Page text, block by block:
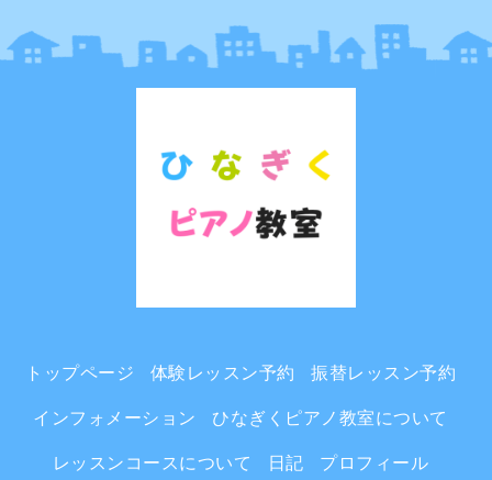
トップページ 体験レッスン予約 振替レッスン予約
インフォメーション ひなぎくピアノ教室について
レッスンコースについて 日記 プロフィール